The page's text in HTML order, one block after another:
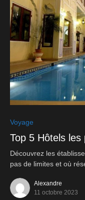
Voyage
Top 5 Hôtels les
Découvrez les
pas de limites et où
Alexandre
11 octobre 2023